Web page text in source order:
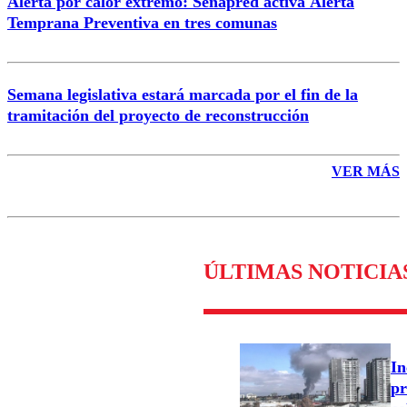
Temprana Preventiva en tres comunas
Semana legislativa estará marcada por el fin de la
tramitación del proyecto de reconstrucción
VER MÁS
ÚLTIMAS